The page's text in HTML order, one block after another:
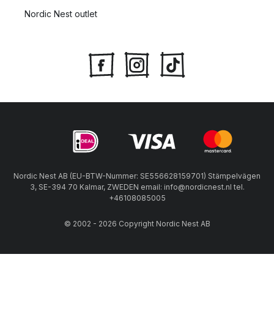
Nordic Nest outlet
Nordic Nest AB (EU-BTW-Nummer: SE556628159701) Stämpelvägen
3, SE-394 70 Kalmar, ZWEDEN email: info@nordicnest.nl tel.
+46108085005
© 2002 - 2026 Copyright Nordic Nest AB